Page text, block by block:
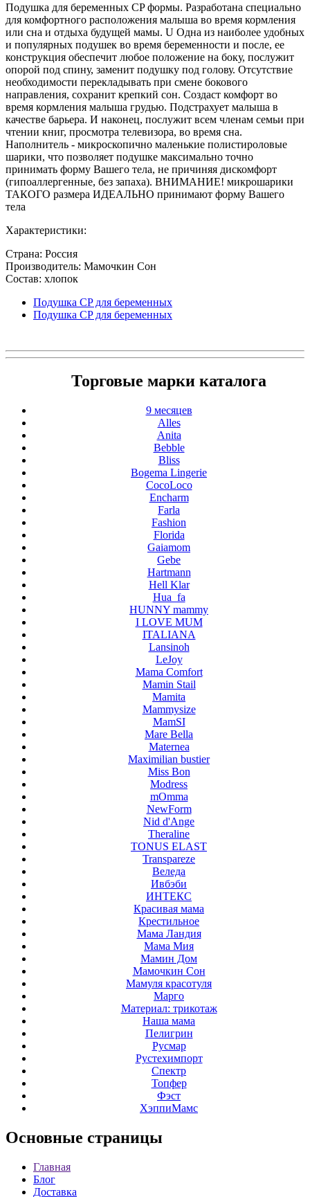
Подушка для беременных СP формы. Разработана специально
для комфортного расположения малыша во время кормления
или сна и отдыха будущей мамы. U Одна из наиболее удобных
и популярных подушек во время беременности и после, ее
конструкция обеспечит любое положение на боку, послужит
опорой под спину, заменит подушку под голову. Отсутствие
необходимости перекладывать при смене бокового
направления, сохранит крепкий сон. Создаст комфорт во
время кормления малыша грудью. Подстрахует малыша в
качестве барьера. И наконец, послужит всем членам семьи при
чтении книг, просмотра телевизора, во время сна.
Наполнитель - микроскопично маленькие полистироловые
шарики, что позволяет подушке максимально точно
принимать форму Вашего тела, не причиняя дискомфорт
(гипоаллергенные, без запаха). ВНИМАНИЕ! микрошарики
ТАКОГО размера ИДЕАЛЬНО принимают форму Вашего
тела
Характеристики:
Страна: Россия
Производитель: Мамочкин Сон
Состав: хлопок
Подушка CP для беременных
Подушка CP для беременных
Торговые марки каталога
9 месяцев
Alles
Anita
Bebble
Bliss
Bogema Lingerie
CocoLoco
Encharm
Farla
Fashion
Florida
Gaiamom
Gebe
Hartmann
Hell Klar
Hua_fa
HUNNY mammy
I LOVE MUM
ITALIANA
Lansinoh
LeJoy
Mama Comfort
Mamin Stail
Mamita
Mammysize
MamSI
Mare Bella
Maternea
Maximilian bustier
Miss Bon
Modress
mOmma
NewForm
Nid d'Ange
Theraline
TONUS ELAST
Transpareze
Веледа
Ивбэби
ИНТЕКС
Красивая мама
Крестильное
Мама Ландия
Мама Мия
Мамин Дом
Мамочкин Сон
Мамуля красотуля
Марго
Материал: трикотаж
Наша мама
Пелигрин
Русмар
Рустехимпорт
Спектр
Топфер
Фэст
ХэппиМамс
Основные страницы
Главная
Блог
Доставка